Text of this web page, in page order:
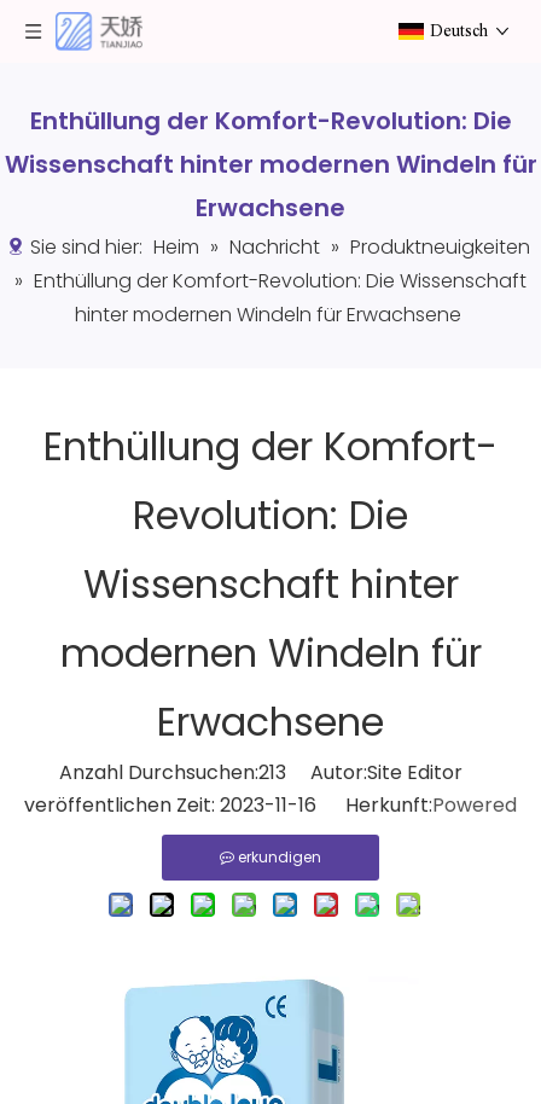
Deutsch
Enthüllung der Komfort-Revolution: Die
Wissenschaft hinter modernen Windeln für
Erwachsene
Sie sind hier: Heim » Nachricht » Produktneuigkeiten
» Enthüllung der Komfort-Revolution: Die Wissenschaft
hinter modernen Windeln für Erwachsene
Enthüllung der Komfort-
Revolution: Die
Wissenschaft hinter
modernen Windeln für
Erwachsene
Anzahl Durchsuchen:213 Autor:Site Editor
veröffentlichen Zeit: 2023-11-16 Herkunft:Powered
erkundigen